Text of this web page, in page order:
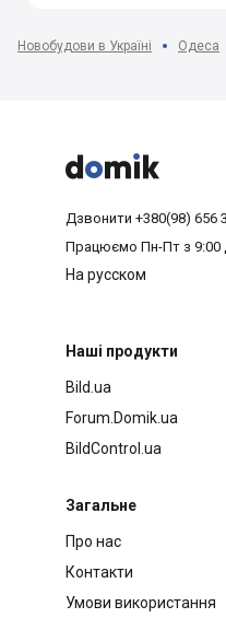
Новобудови в Україні Одеса



Дзвонити +380(98) 656
Працюємо Пн-Пт з 9:00
На русском
Наші продукти
Bild.ua
Forum.Domik.ua
BildControl.ua
Загальне
Про нас
Контакти
Умови використання